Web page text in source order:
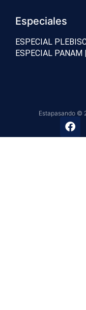
Especiales
ESPECIAL
ESPECIAL PANAM
Estapasando ©